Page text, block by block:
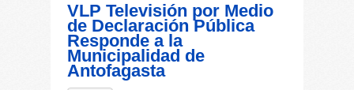
VLP Televisión por Medio
de Declaración Pública
Responde a la
Municipalidad de
Antofagasta